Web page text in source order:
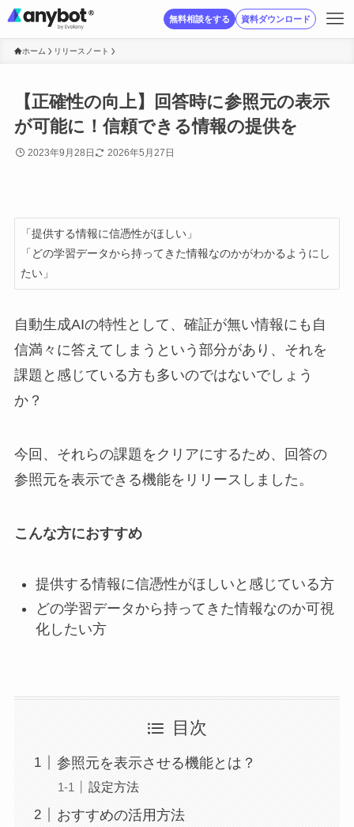
無料相談をする 資料ダウンロード
ホーム リリースノート
【正確性の向上】回答時に参照元の表示
が可能に！信頼できる情報の提供を
2023年9月28日 2026年5月27日
「提供する情報に信憑性がほしい」
「どの学習データから持ってきた情報なのかがわかるようにし
たい」
自動生成AIの特性として、確証が無い情報にも自
信満々に答えてしまうという部分があり、それを
課題と感じている方も多いのではないでしょう
か？
今回、それらの課題をクリアにするため、回答の
参照元を表示できる機能をリリースしました。
こんな方におすすめ
提供する情報に信憑性がほしいと感じている方
どの学習データから持ってきた情報なのか可視
化したい方
目次
参照元を表示させる機能とは？
設定方法
おすすめの活用方法